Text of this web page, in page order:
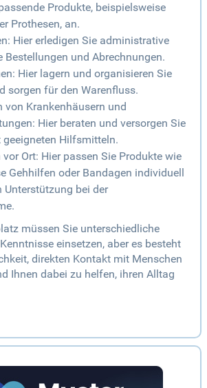
Produkte, beispielsweise
Prothesen, an.
Hier erledigen Sie administrative
Bestellungen und Abrechnungen.
Hier lagern und organisieren Sie
sorgen für den Warenfluss.
von Krankenhäusern und
Hier beraten und versorgen Sie
geeigneten Hilfsmitteln.
Ort: Hier passen Sie Produkte wie
Gehhilfen oder Bandagen individuell
Unterstützung bei der
müssen Sie unterschiedliche
einsetzen, aber es besteht
direkten Kontakt mit Menschen
Ihnen dabei zu helfen, ihren Alltag